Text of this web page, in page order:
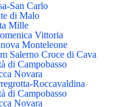
San Carlo
di Malo
Mille
Vittoria
Monteleone
Salerno Croce di Cava
di Campobasso
Novara
Roccavaldina
di Campobasso
Novara